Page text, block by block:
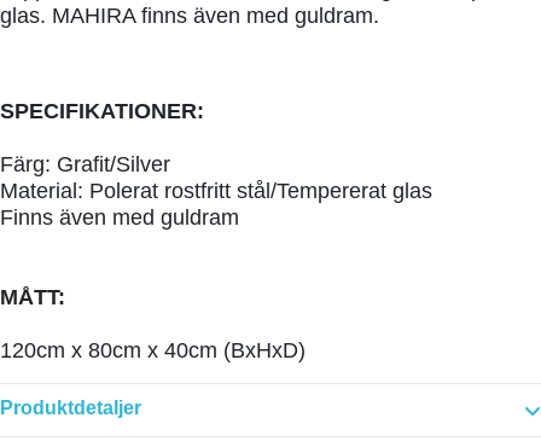
glas. MAHIRA finns även med guldram.
SPECIFIKATIONER:
Färg: Grafit/Silver
Material: Polerat rostfritt stål/Tempererat glas
Finns även med guldram
MÅTT:
120cm x 80cm x 40cm (BxHxD)
Produktdetaljer